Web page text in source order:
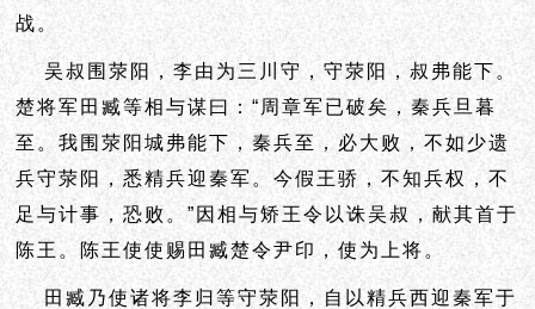
战。
吴叔围荥阳，李由为三川守，守荥阳，叔弗能下。
楚将军田臧等相与谋曰：“周章军已破矣，秦兵旦暮
至。我围荥阳城弗能下，秦兵至，必大败，不如少遗
兵守荥阳，悉精兵迎秦军。今假王骄，不知兵权，不
足与计事，恐败。”因相与矫王令以诛吴叔，献其首于
陈王。陈王使使赐田臧楚令尹印，使为上将。
田臧乃使诸将李归等守荥阳，自以精兵西迎秦军于